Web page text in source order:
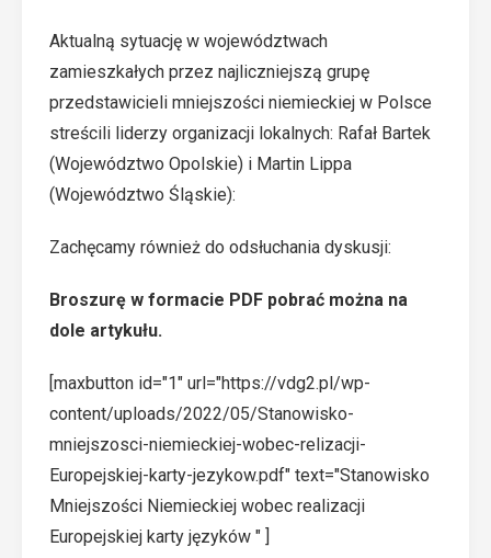
Aktualną sytuację w województwach
zamieszkałych przez najliczniejszą grupę
przedstawicieli mniejszości niemieckiej w Polsce
streścili liderzy organizacji lokalnych: Rafał Bartek
(Województwo Opolskie) i Martin Lippa
(Województwo Śląskie):
Zachęcamy również do odsłuchania dyskusji:
Broszurę w formacie PDF pobrać można na
dole artykułu.
[maxbutton id="1" url="https://vdg2.pl/wp-
content/uploads/2022/05/Stanowisko-
mniejszosci-niemieckiej-wobec-relizacji-
Europejskiej-karty-jezykow.pdf" text="Stanowisko
Mniejszości Niemieckiej wobec realizacji
Europejskiej karty języków " ]